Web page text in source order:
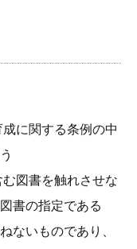
に関する条例の中
む図書を触れさせな
書の指定である
ないものであり、